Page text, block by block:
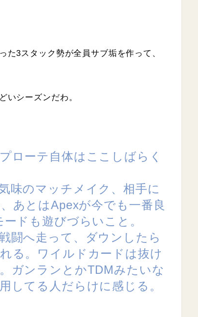
た3スタック勢が全員サブ垢を作って、
いシーズンだわ。
ローテ自体はここしばらく
味のマッチメイク、相手に
あとはApexが今でも一番良
ドも遊びづらいこと。
闘へ走って、ダウンしたら
る。ワイルドカードは抜け
ガンランとかTDMみたいな
してる人だらけに感じる。